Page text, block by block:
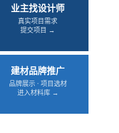
业主找设计师
真实项目需求
提交项目 →
建材品牌推广
品牌展示 · 项目选材
进入材料库 →